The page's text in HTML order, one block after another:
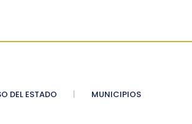
DEL ESTADO MUNICIPIOS